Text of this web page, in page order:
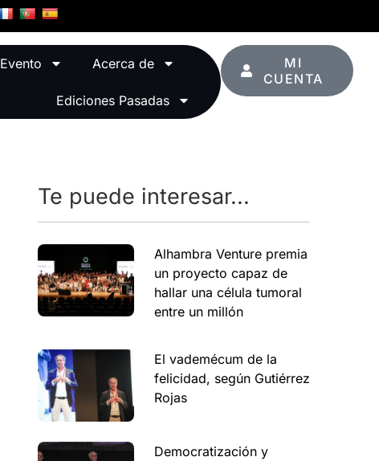
Evento Acerca de
Ediciones Pasadas
MI
CUENTA
Te puede interesar...
Alhambra Venture premia
un proyecto capaz de
hallar una célula tumoral
entre un millón
El vademécum de la
felicidad, según Gutiérrez
Rojas
Democratización y